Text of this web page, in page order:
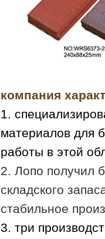
компания
1.
материалов для
работы в этой
2. Лопо получил
складского
стабильное
3. три